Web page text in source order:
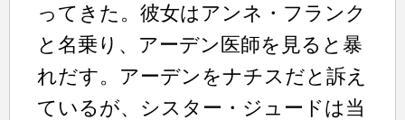
ってきた。彼女はアンネ・フランク
と名乗り、アーデン医師を見ると暴
れだす。アーデンをナチスだと訴え
ているが、シスター・ジュードは当